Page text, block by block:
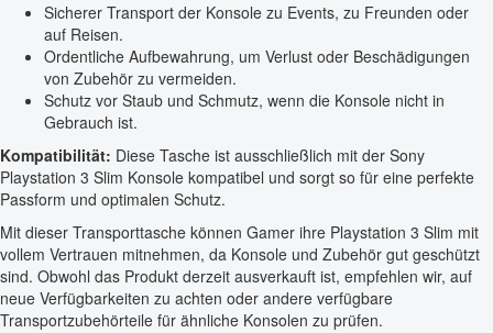
Sicherer Transport der Konsole zu Events, zu Freunden oder
auf Reisen.
Ordentliche Aufbewahrung, um Verlust oder Beschädigungen
von Zubehör zu vermeiden.
Schutz vor Staub und Schmutz, wenn die Konsole nicht in
Gebrauch ist.
Kompatibilität: Diese Tasche ist ausschließlich mit der Sony
Playstation 3 Slim Konsole kompatibel und sorgt so für eine perfekte
Passform und optimalen Schutz.
Mit dieser Transporttasche können Gamer ihre Playstation 3 Slim mit
vollem Vertrauen mitnehmen, da Konsole und Zubehör gut geschützt
sind. Obwohl das Produkt derzeit ausverkauft ist, empfehlen wir, auf
neue Verfügbarkeiten zu achten oder andere verfügbare
Transportzubehörteile für ähnliche Konsolen zu prüfen.